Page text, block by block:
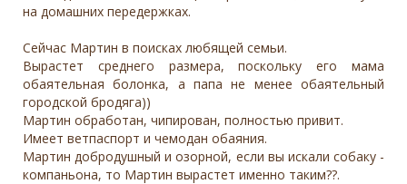
на домашних передержках.
Сейчас Мартин в поисках любящей семьи.
Вырастет среднего размера, поскольку его мама
обаятельная болонка, а папа не менее обаятельный
городской бродяга))
Мартин обработан, чипирован, полностью привит.
Имеет ветпаспорт и чемодан обаяния.
Мартин добродушный и озорной, если вы искали собаку -
компаньона, то Мартин вырастет именно таким??.